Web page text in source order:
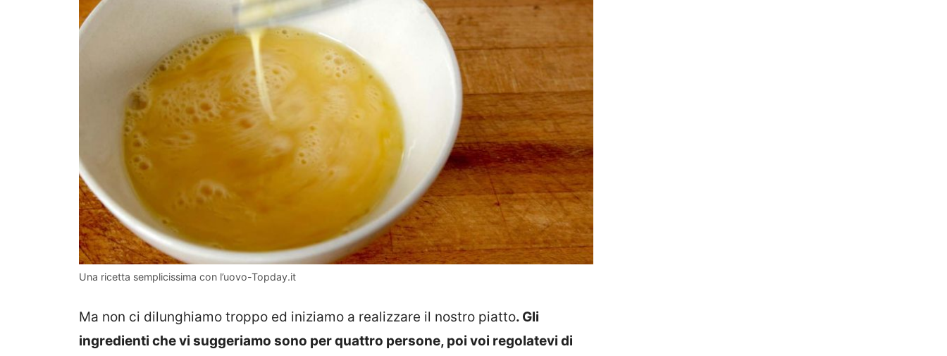
Una ricetta semplicissima con l’uovo-Topday.it
Ma non ci dilunghiamo troppo ed iniziamo a realizzare il nostro piatto. Gli
ingredienti che vi suggeriamo sono per quattro persone, poi voi regolatevi di